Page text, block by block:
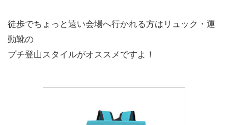
徒歩でちょっと遠い会場へ行かれる方はリュック・運
動靴の
プチ登山スタイルがオススメですよ！